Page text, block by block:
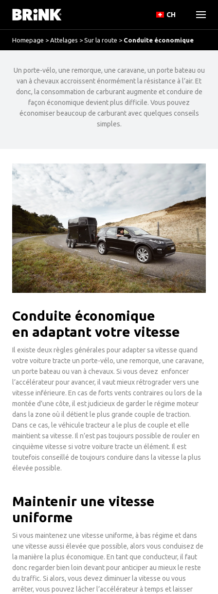
CH
Homepage > Attelages > Sur la route > Conduite économique
Un porte-vélo, une remorque, une caravane, un porte bateau ou
van à chevaux accroissent énormément la résistance à l’air. Et
donc, la consommation de carburant augmente et conduire de
façon économique devient plus difficile. Vous pouvez
économiser beaucoup de carburant avec quelques conseils
simples.
Conduite économique
en adaptant votre vitesse
Il existe deux règles générales pour adapter sa vitesse quand
votre voiture tracte un porte-vélo, une remorque, une caravane,
un porte bateau ou van à chevaux. Si vous devez enfoncer
l’accélérateur pour avancer, il vaut mieux rétrograder vers une
vitesse inférieure. En cas de forts vents contraires ou lors de la
montée d’une côte, il est judicieux de garder le régime moteur
dans la zone où il détient le plus grande couple de traction.
Dans ce cas, le véhicule tracteur a le plus de couple et elle
maintient sa vitesse. Il n’est pas toujours possible de rouler en
cinquième vitesse si votre voiture tracte un élément. Il est
toutefois conseillé de toujours conduire dans la vitesse la plus
élevée possible.
Maintenir une vitesse
uniforme
Si vous maintenez une vitesse uniforme, à bas régime et dans
une vitesse aussi élevée que possible, alors vous conduisez de
la manière la plus économique. En tant que conducteur, il faut
donc regarder bien loin devant pour anticiper au mieux le reste
du traffic. Si alors, vous devez diminuer la vitesse ou vous
arrêter, vous pouvez lâcher l’accélérateur à temps et laisser